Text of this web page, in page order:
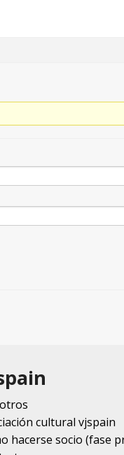
cultural vjspain
hacerse socio (fase